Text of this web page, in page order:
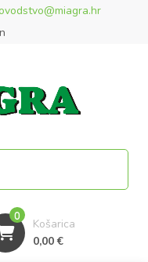
0
Košarica
0,00€